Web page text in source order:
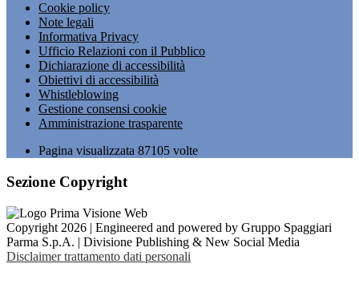
Cookie policy
Note legali
Informativa Privacy
Ufficio Relazioni con il Pubblico
Dichiarazione di accessibilità
Obiettivi di accessibilità
Whistleblowing
Gestione consensi cookie
Amministrazione trasparente
Pagina visualizzata 87105 volte
Sezione Copyright
Copyright 2026 | Engineered and powered by Gruppo Spaggiari
Parma S.p.A. | Divisione Publishing & New Social Media
Disclaimer trattamento dati personali